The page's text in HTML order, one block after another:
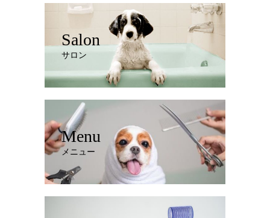
Salon
サロン
Menu
メニュー